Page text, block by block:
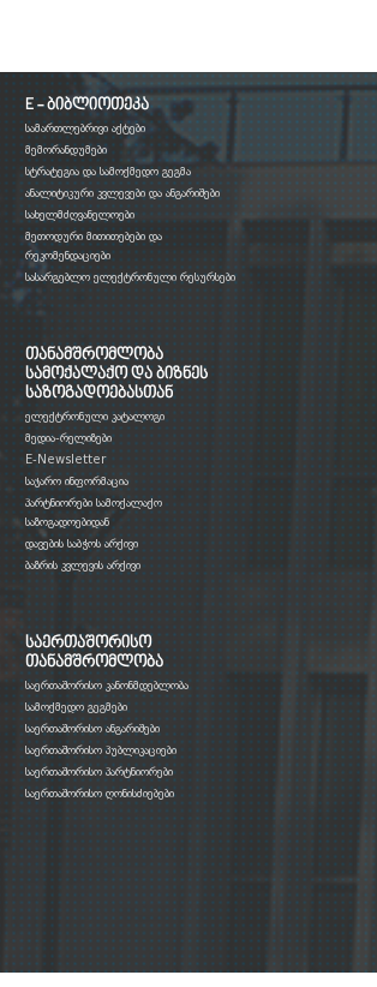
E - ბიბლიოთეკა
სამართლებრივი აქტები
მემორანდუმები
სტრატეგია და სამოქმედო გეგმა
ანალიტიკური კვლევები და ანგარიშები
სახელმძღვანელოები
მეთოდური მითითებები და
რეკომენდაციები
სასარგებლო ელექტრონული რესურსები
თანამშრომლობა
სამოქალაქო და ბიზნეს
საზოგადოებასთან
ელექტრონული კატალოგი
მედია-რელიზები
E-Newsletter
საჯარო ინფორმაცია
პარტნიორები სამოქალაქო
საზოგადოებიდან
დავების საბჭოს არქივი
ბაზრის კვლევის არქივი
საერთაშორისო
თანამშრომლობა
საერთაშორისო კანონმდებლობა
სამოქმედო გეგმები
საერთაშორისო ანგარიშები
საერთაშორისო პუბლიკაციები
საერთაშორისო პარტნიორები
საერთაშორისო ღონისძიებები